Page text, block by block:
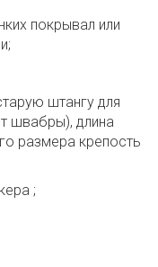
покрывал или
штангу для
швабры), длина
размера крепость
;